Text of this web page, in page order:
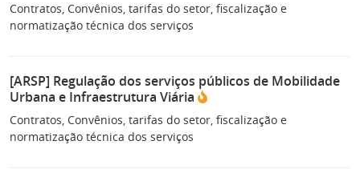
Contratos, Convênios, tarifas do setor, fiscalização e
normatização técnica dos serviços
[ARSP] Regulação dos serviços públicos de Mobilidade
Urbana e Infraestrutura Viária
Contratos, Convênios, tarifas do setor, fiscalização e
normatização técnica dos serviços